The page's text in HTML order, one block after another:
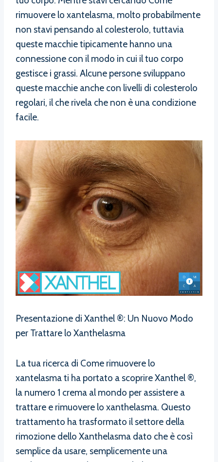
rimuovere lo xantelasma, molto probabilmente
non stavi pensando al colesterolo, tuttavia
queste macchie tipicamente hanno una
connessione con il modo in cui il tuo corpo
gestisce i grassi. Alcune persone sviluppano
queste macchie anche con livelli di colesterolo
regolari, il che rivela che non è una condizione
facile.
Presentazione di Xanthel ®: Un Nuovo Modo
per Trattare lo Xanthelasma
La tua ricerca di Come rimuovere lo
xantelasma ti ha portato a scoprire Xanthel ®,
la numero 1 crema al mondo per assistere a
trattare e rimuovere lo xanthelasma. Questo
trattamento ha trasformato il settore della
rimozione dello Xanthelasma dato che è così
semplice da usare, semplicemente una